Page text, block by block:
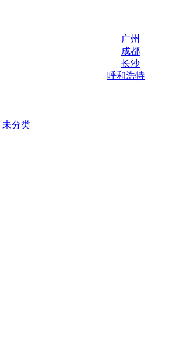
广州
成都
长沙
呼和浩特
未分类